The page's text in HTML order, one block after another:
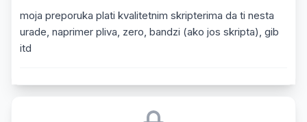
moja preporuka plati kvalitetnim skripterima da ti nesta
urade, naprimer pliva, zero, bandzi (ako jos skripta), gib
itd